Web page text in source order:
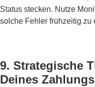
Status stecken. Nutze
solche Fehler frühzeitig zu
9. Strategische
Deines